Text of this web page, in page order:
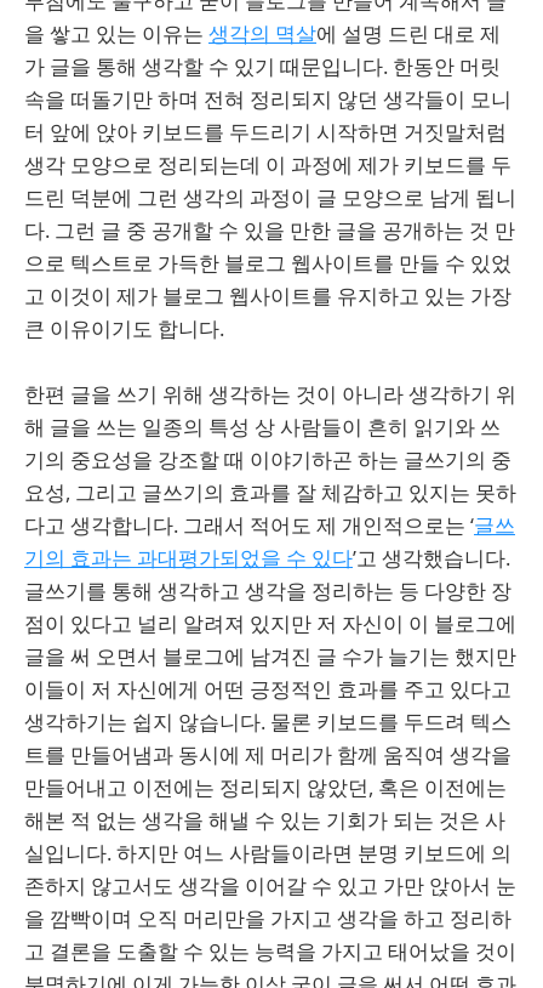
을 쌓고 있는 이유는 생각의 멱살에 설명 드린 대로 제
가 글을 통해 생각할 수 있기 때문입니다. 한동안 머릿
속을 떠돌기만 하며 전혀 정리되지 않던 생각들이 모니
터 앞에 앉아 키보드를 두드리기 시작하면 거짓말처럼
생각 모양으로 정리되는데 이 과정에 제가 키보드를 두
드린 덕분에 그런 생각의 과정이 글 모양으로 남게 됩니
다. 그런 글 중 공개할 수 있을 만한 글을 공개하는 것 만
으로 텍스트로 가득한 블로그 웹사이트를 만들 수 있었
고 이것이 제가 블로그 웹사이트를 유지하고 있는 가장
큰 이유이기도 합니다.
한편 글을 쓰기 위해 생각하는 것이 아니라 생각하기 위
해 글을 쓰는 일종의 특성 상 사람들이 흔히 읽기와 쓰
기의 중요성을 강조할 때 이야기하곤 하는 글쓰기의 중
요성, 그리고 글쓰기의 효과를 잘 체감하고 있지는 못하
다고 생각합니다. 그래서 적어도 제 개인적으로는 ‘글쓰
기의 효과는 과대평가되었을 수 있다’고 생각했습니다.
글쓰기를 통해 생각하고 생각을 정리하는 등 다양한 장
점이 있다고 널리 알려져 있지만 저 자신이 이 블로그에
글을 써 오면서 블로그에 남겨진 글 수가 늘기는 했지만
이들이 저 자신에게 어떤 긍정적인 효과를 주고 있다고
생각하기는 쉽지 않습니다. 물론 키보드를 두드려 텍스
트를 만들어냄과 동시에 제 머리가 함께 움직여 생각을
만들어내고 이전에는 정리되지 않았던, 혹은 이전에는
해본 적 없는 생각을 해낼 수 있는 기회가 되는 것은 사
실입니다. 하지만 여느 사람들이라면 분명 키보드에 의
존하지 않고서도 생각을 이어갈 수 있고 가만 앉아서 눈
을 깜빡이며 오직 머리만을 가지고 생각을 하고 정리하
고 결론을 도출할 수 있는 능력을 가지고 태어났을 것이